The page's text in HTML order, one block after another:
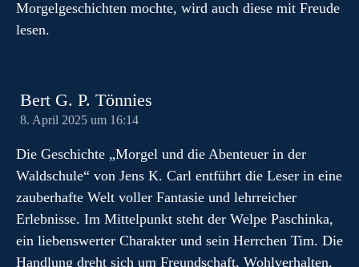
Morgelgeschichten mochte, wird auch diese mit Freude
lesen.
Bert G. P. Tönnies
8. April 2025 um 16:14
Die Geschichte „Morgel und die Abenteuer in der
Waldschule“ von Jens K. Carl entführt die Leser in eine
zauberhafte Welt voller Fantasie und lehrreicher
Erlebnisse. Im Mittelpunkt steht der Welpe Paschinka,
ein liebenswerter Charakter und sein Herrchen Tim. Die
Handlung dreht sich um Freundschaft, Wohlverhalten,